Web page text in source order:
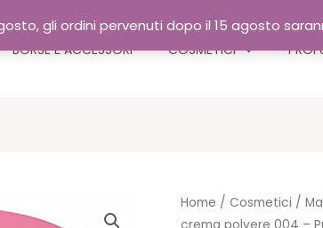
gli ordini pervenuti dopo il 15 agosto
BORSE E ACCESSORI COSMETICI
Home / Cosmetici /